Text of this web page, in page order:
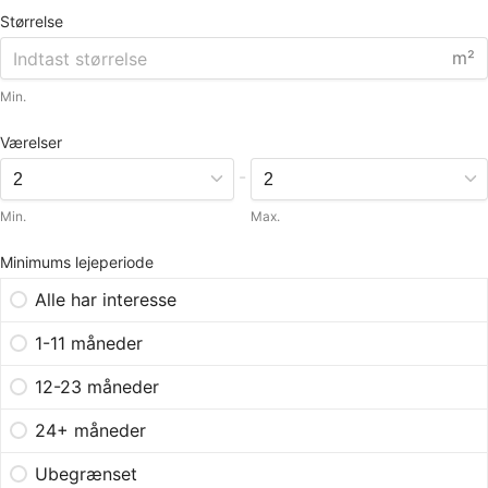
Størrelse
m²
Min.
Værelser
Min.
-
Max.
Minimums lejeperiode
Alle har interesse
1-11 måneder
12-23 måneder
24+ måneder
Ubegrænset